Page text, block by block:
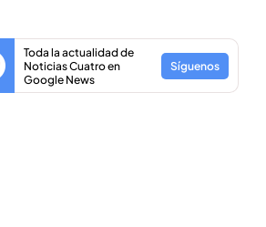
Toda la actualidad de
Noticias Cuatro en
Google News
Síguenos